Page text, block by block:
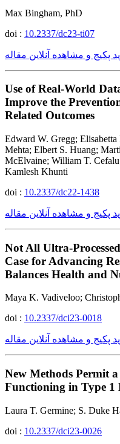
Max Bingham, PhD
doi : 10.2337/dc23-ti07
پکیج و مشاهده آنلاین مقاله
Use of Real-World
Improve the
Related Outcomes
Edward W. Gregg;
Mehta; Elbert S. Huang;
McElvaine; William T.
Kamlesh Khunti
doi : 10.2337/dc22-1438
پکیج و مشاهده آنلاین مقاله
Not All Ultra-
Case for Advancing
Balances Health and
Maya K. Vadiveloo;
doi : 10.2337/dci23-0018
پکیج و مشاهده آنلاین مقاله
New Methods Permit
Functioning in Type 1
Laura T. Germine; S. Duke
doi : 10.2337/dci23-0026